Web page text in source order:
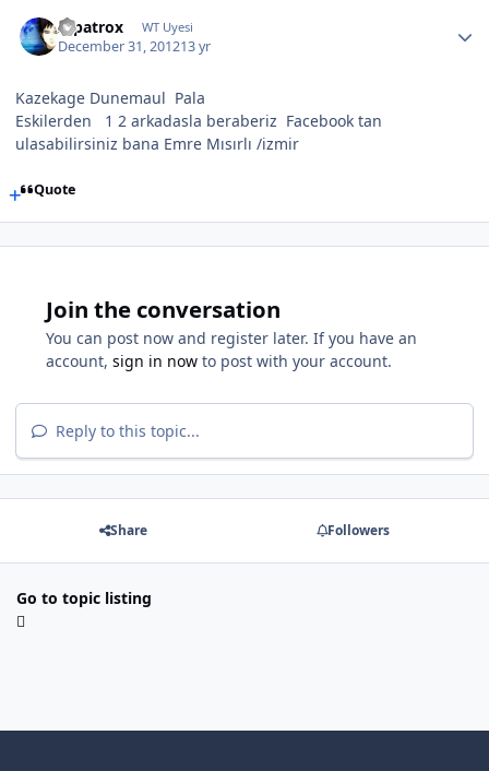
Alpatrox WT Uyesi
December 31, 201213 yr
Kazekage Dunemaul Pala
Eskilerden 1 2 arkadasla beraberiz Facebook tan
ulasabilirsiniz bana Emre Mısırlı /izmir
Quote
Join the conversation
You can post now and register later. If you have an
account, sign in now to post with your account.
Reply to this topic...
Share Followers
Go to topic listing